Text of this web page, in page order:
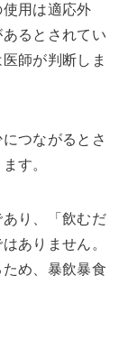
用は適応外
あるとされてい
師が判断しま
つながるとさ
す。
り、「飲むだ
ありません。
め、暴飲暴食